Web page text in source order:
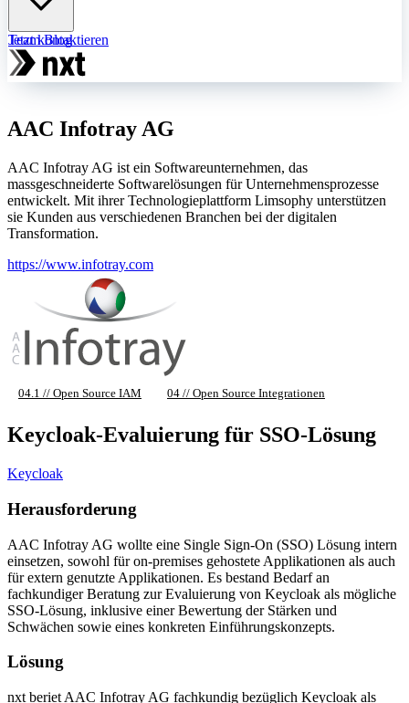
TeamBlog
Jetzt kontaktieren
AAC Infotray AG
AAC Infotray AG ist ein Softwareunternehmen, das
massgeschneiderte Softwarelösungen für Unternehmensprozesse
entwickelt. Mit ihrer Technologieplattform Limsophy unterstützen
sie Kunden aus verschiedenen Branchen bei der digitalen
Transformation.
https://www.infotray.com
04.1 // Open Source IAM 04 // Open Source Integrationen
Keycloak-Evaluierung für SSO-Lösung
Keycloak
Herausforderung
AAC Infotray AG wollte eine Single Sign-On (SSO) Lösung intern
einsetzen, sowohl für on-premises gehostete Applikationen als auch
für extern genutzte Applikationen. Es bestand Bedarf an
fachkundiger Beratung zur Evaluierung von Keycloak als mögliche
SSO-Lösung, inklusive einer Bewertung der Stärken und
Schwächen sowie eines konkreten Einführungskonzepts.
Lösung
nxt beriet AAC Infotray AG fachkundig bezüglich Keycloak als